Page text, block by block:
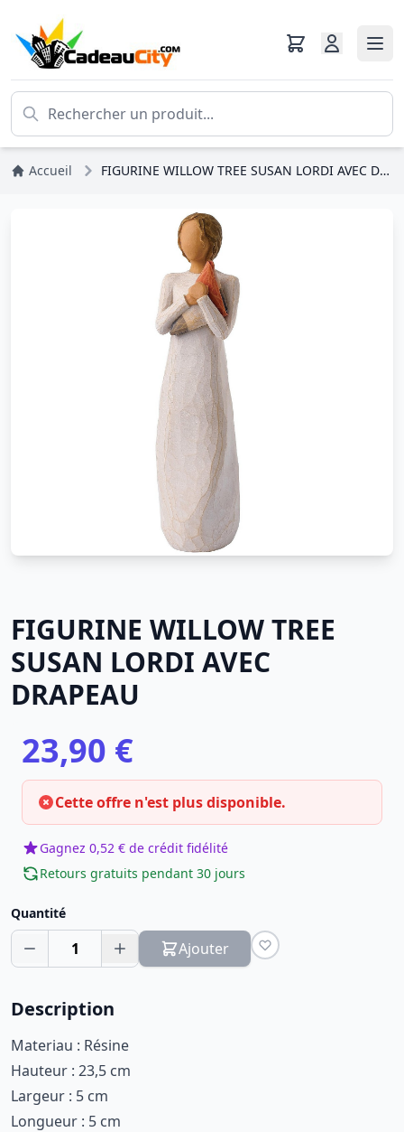
Accueil FIGURINE WILLOW TREE SUSAN LORDI AVEC DRAPEAU
FIGURINE WILLOW TREE
SUSAN LORDI AVEC
DRAPEAU
23,90 €
Cette offre n'est plus disponible.
Gagnez 0,52 € de crédit fidélité
Retours gratuits pendant 30 jours
Quantité
1 Ajouter
Description
Materiau : Résine
Hauteur : 23,5 cm
Largeur : 5 cm
Longueur : 5 cm